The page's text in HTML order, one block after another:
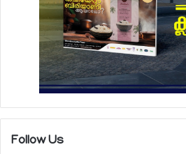
Follow Us